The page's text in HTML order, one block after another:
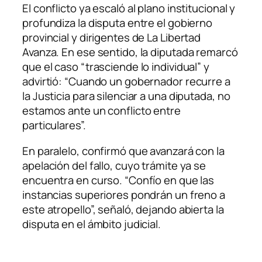
El conflicto ya escaló al plano institucional y
profundiza la disputa entre el gobierno
provincial y dirigentes de La Libertad
Avanza. En ese sentido, la diputada remarcó
que el caso “trasciende lo individual” y
advirtió: “Cuando un gobernador recurre a
la Justicia para silenciar a una diputada, no
estamos ante un conflicto entre
particulares”.
En paralelo, confirmó que avanzará con la
apelación del fallo, cuyo trámite ya se
encuentra en curso. “Confío en que las
instancias superiores pondrán un freno a
este atropello”, señaló, dejando abierta la
disputa en el ámbito judicial.